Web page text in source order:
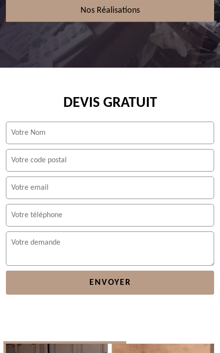
Nos Réalisations
DEVIS GRATUIT